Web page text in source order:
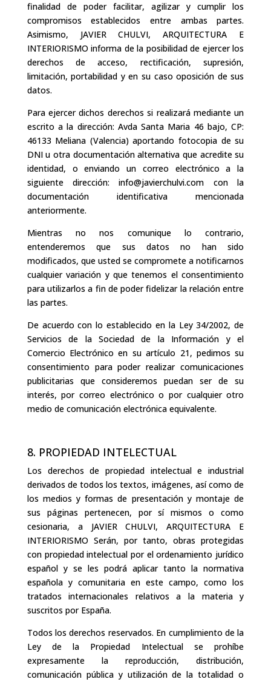
finalidad de poder facilitar, agilizar y cumplir los
compromisos establecidos entre ambas partes.
Asimismo, JAVIER CHULVI, ARQUITECTURA E
INTERIORISMO informa de la posibilidad de ejercer los
derechos de acceso, rectificación, supresión,
limitación, portabilidad y en su caso oposición de sus
datos.
Para ejercer dichos derechos si realizará mediante un
escrito a la dirección: Avda Santa Maria 46 bajo, CP:
46133 Meliana (Valencia) aportando fotocopia de su
DNI u otra documentación alternativa que acredite su
identidad, o enviando un correo electrónico a la
siguiente dirección: info@javierchulvi.com con la
documentación identificativa mencionada
anteriormente.
Mientras no nos comunique lo contrario,
entenderemos que sus datos no han sido
modificados, que usted se compromete a notificarnos
cualquier variación y que tenemos el consentimiento
para utilizarlos a fin de poder fidelizar la relación entre
las partes.
De acuerdo con lo establecido en la Ley 34/2002, de
Servicios de la Sociedad de la Información y el
Comercio Electrónico en su artículo 21, pedimos su
consentimiento para poder realizar comunicaciones
publicitarias que consideremos puedan ser de su
interés, por correo electrónico o por cualquier otro
medio de comunicación electrónica equivalente.
8. PROPIEDAD INTELECTUAL
Los derechos de propiedad intelectual e industrial
derivados de todos los textos, imágenes, así como de
los medios y formas de presentación y montaje de
sus páginas pertenecen, por sí mismos o como
cesionaria, a JAVIER CHULVI, ARQUITECTURA E
INTERIORISMO Serán, por tanto, obras protegidas
con propiedad intelectual por el ordenamiento jurídico
español y se les podrá aplicar tanto la normativa
española y comunitaria en este campo, como los
tratados internacionales relativos a la materia y
suscritos por España.
Todos los derechos reservados. En cumplimiento de la
Ley de la Propiedad Intelectual se prohíbe
expresamente la reproducción, distribución,
comunicación pública y utilización de la totalidad o